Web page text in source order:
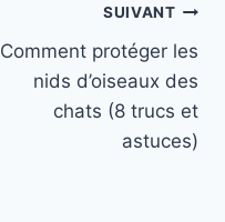
SUIVANT
Comment protéger les
nids d’oiseaux des
chats (8 trucs et
astuces)